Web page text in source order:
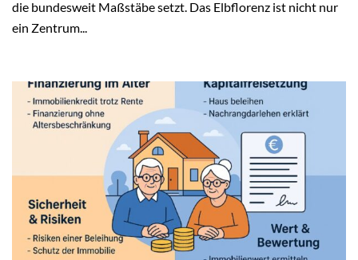
die bundesweit Maßstäbe setzt. Das Elbflorenz ist nicht nur
ein Zentrum...